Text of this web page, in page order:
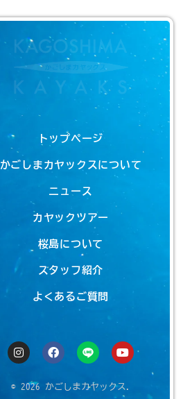
トップページ
かごしまカヤックスについて
ニュース
カヤックツアー
桜島について
スタッフ紹介
よくあるご質問
© 2026 かごしまカヤックス.